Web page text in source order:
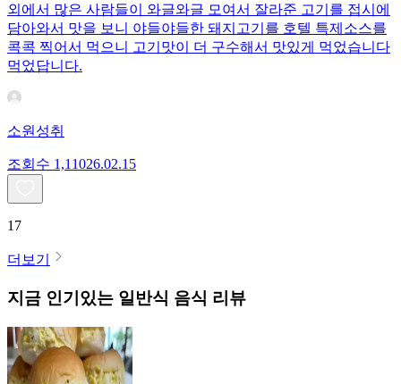
외에서 많은 사람들이 와글와글 모여서 잘라준 고기를 접시에
담아와서 맛을 보니 야들야들한 돼지고기를 호텔 특제소스를
콕콕 찍어서 먹으니 고기맛이 더 구수해서 맛있게 먹었습니다
먹었답니다.
소원성취
조회수 1,11026.02.15
17
더보기
지금 인기있는 일반식 음식 리뷰